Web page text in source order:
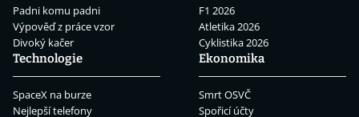
Padni komu padni
Výpověď z práce vzor
Divoký kačer
F1 2026
Atletika 2026
Cyklistika 2026
Technologie
SpaceX na burze
Nejlepší telefony
Ekonomika
Smrt OSVČ
Spořicí účty